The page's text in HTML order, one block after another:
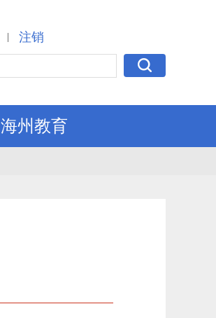
| 注销
海州教育